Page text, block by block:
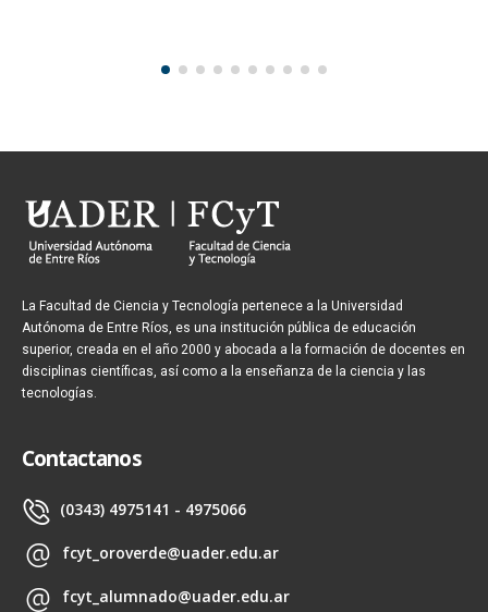
La Facultad de Ciencia y Tecnología pertenece a la Universidad
Autónoma de Entre Ríos, es una institución pública de educación
superior, creada en el año 2000 y abocada a la formación de docentes en
disciplinas científicas, así como a la enseñanza de la ciencia y las
tecnologías.
Contactanos
(0343) 4975141 - 4975066
fcyt_oroverde@uader.edu.ar
fcyt_alumnado@uader.edu.ar